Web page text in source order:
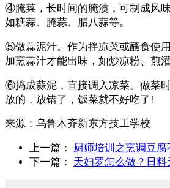
④腌菜，长时间的腌渍，可制成风
如糖蒜、腌蒜、腊八蒜等。
⑤做蒜泥汁。作为拌凉菜或蘸食使
加烹蒜汁才能出味，如炒凉粉、煎灌
⑥捣成蒜泥，直接调入凉菜。做菜
放的，放错了，饭菜就不好吃了!
来源： 乌鲁木齐新东方技工学校
上一篇： 厨师培训之烹调豆腐
下一篇： 天妇罗怎么做？日